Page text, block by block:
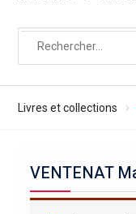
Livres et collections
VENTENAT